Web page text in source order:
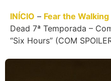
INÍCIO – Fear the Walking
Dead 7ª Temporada –
“Six Hours” (COM